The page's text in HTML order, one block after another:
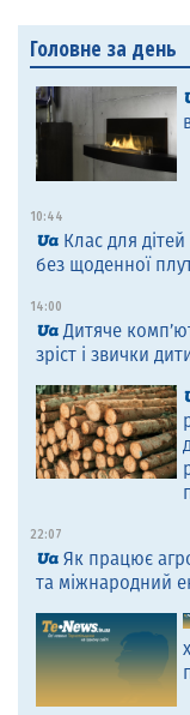
Головне за день
10:44
Клас для
без щоденної
14:00
Дитяче
зріст і звички
22:07
Як працює
та міжнародний